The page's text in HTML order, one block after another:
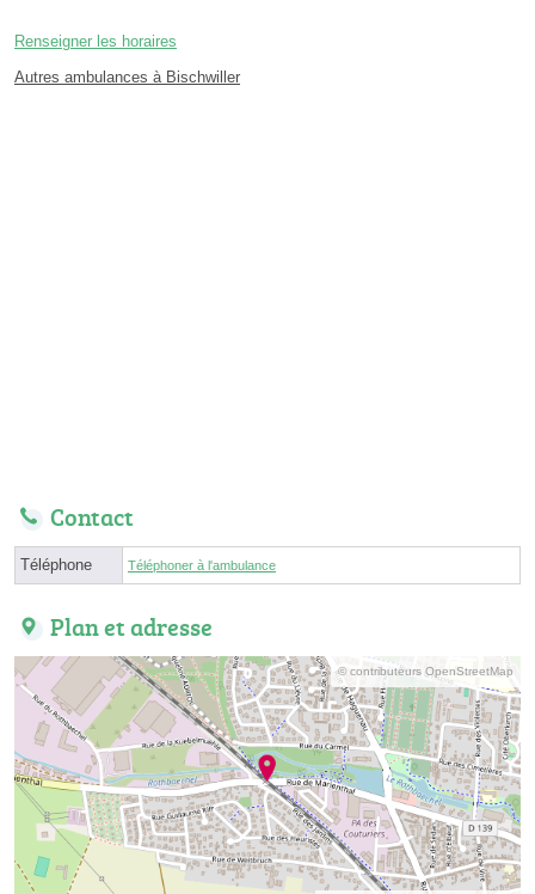
Renseigner les horaires
Autres ambulances à Bischwiller
Contact
Téléphone Téléphoner à l'ambulance
Plan et adresse
© contributeurs OpenStreetMap